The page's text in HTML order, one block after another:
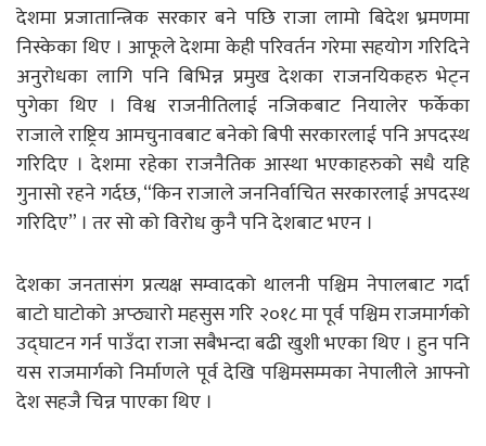
देशमा प्रजातान्त्रिक सरकार बने पछि राजा लामो बिदेश भ्रमणमा
निस्केका थिए । आफूले देशमा केही परिवर्तन गरेमा सहयोग गरिदिने
अनुरोधका लागि पनि बिभिन्न प्रमुख देशका राजनयिकहरु भेट्न
पुगेका थिए । विश्व राजनीतिलाई नजिकबाट नियालेर फर्केका
राजाले राष्ट्रिय आमचुनावबाट बनेको बिपी सरकारलाई पनि अपदस्थ
गरिदिए । देशमा रहेका राजनैतिक आस्था भएकाहरुको सधै यहि
गुनासो रहने गर्दछ, “किन राजाले जननिर्वाचित सरकारलाई अपदस्थ
गरिदिए” । तर सो को विरोध कुनै पनि देशबाट भएन ।
देशका जनतासंग प्रत्यक्ष सम्वादको थालनी पश्चिम नेपालबाट गर्दा
बाटो घाटोको अप्ठ्यारो महसुस गरि २०१८ मा पूर्व पश्चिम राजमार्गको
उद्घाटन गर्न पाउँदा राजा सबैभन्दा बढी खुशी भएका थिए । हुन पनि
यस राजमार्गको निर्माणले पूर्व देखि पश्चिमसम्मका नेपालीले आफ्नो
देश सहजै चिन्न पाएका थिए ।